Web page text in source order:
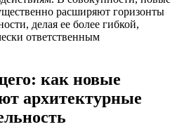
расширяют горизонты
делая ее более гибкой,
ответственным
как новые
архитектурные